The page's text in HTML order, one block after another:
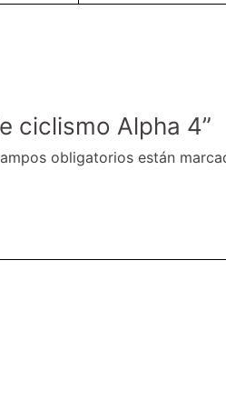
ciclismo Alpha 4”
obligatorios están